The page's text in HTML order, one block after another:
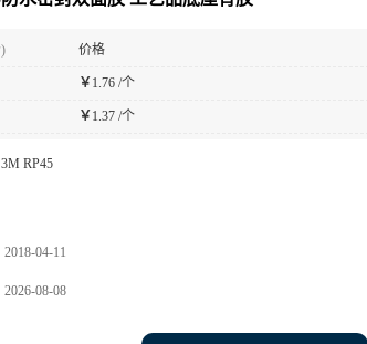
价格
￥ 1.76 /个
￥ 1.37 /个
3M RP45
2018-04-11
2026-08-08